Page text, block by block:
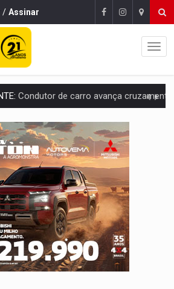
/ Assinar
Condutor de carro avança cruzamento e deixa
DO BRASIL':Emanuel Neri transforma indignação e esperança em
Dentista de PVH é denunciado por transmitir HIV
DE FRAUDES:Polícia Civil deflagra a terceira fase da
FLAGRADO:Empresa e ONG que recebeu R$ 12 mi em emendas
ELEIÇÕES:Justiça Eleitoral manda tirar vídeo com suposta
RONDONIAOVIVO:Marcio Barreto, pres. da ABAV-RO, alerta sobre golpes
AO SUCESSO:A trajetória de superação de